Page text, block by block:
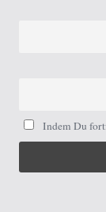
Indem Du